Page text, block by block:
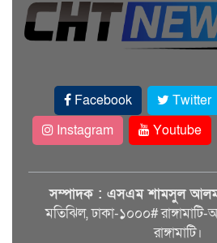
Facebook Twitter
Instagram
Youtube
সম্পাদক : এসএম শামসুল
মতিঝিল, ঢাকা-১০০০# রাঙ্গামাটি-
রাঙ্গামাটি।